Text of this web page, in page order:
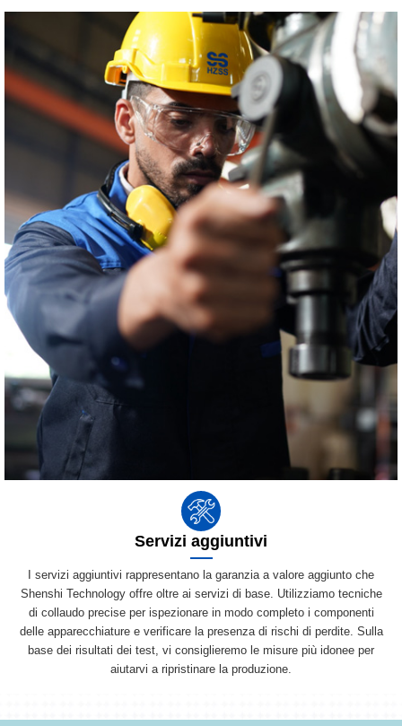
Servizi aggiuntivi
I servizi aggiuntivi rappresentano la garanzia a valore aggiunto che
Shenshi Technology offre oltre ai servizi di base. Utilizziamo tecniche
di collaudo precise per ispezionare in modo completo i componenti
delle apparecchiature e verificare la presenza di rischi di perdite. Sulla
base dei risultati dei test, vi consiglieremo le misure più idonee per
aiutarvi a ripristinare la produzione.